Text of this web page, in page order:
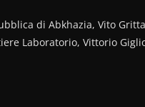
di Abkhazia, Vito
Laboratorio, Vittorio